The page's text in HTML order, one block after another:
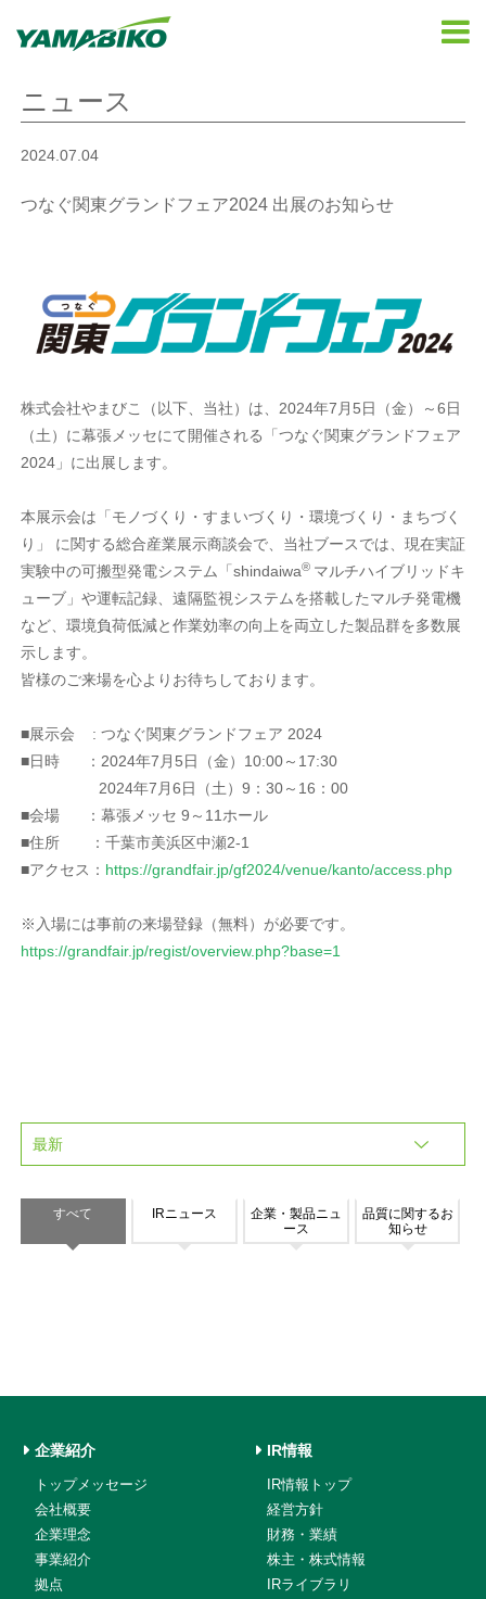
ニュース
2024.07.04
つなぐ関東グランドフェア2024 出展のお知らせ
株式会社やまびこ（以下、当社）は、2024年7月5日（金）～6日
（土）に幕張メッセにて開催される「つなぐ関東グランドフェア
2024」に出展します。
本展示会は「モノづくり・すまいづくり・環境づくり・まちづく
り」 に関する総合産業展示商談会で、当社ブースでは、現在実証
実験中の可搬型発電システム「shindaiwa® マルチハイブリッドキ
ューブ」や運転記録、遠隔監視システムを搭載したマルチ発電機
など、環境負荷低減と作業効率の向上を両立した製品群を多数展
示します。
皆様のご来場を心よりお待ちしております。
■展示会 : つなぐ関東グランドフェア 2024
■日時 ：2024年7月5日（金）10:00～17:30
2024年7月6日（土）9：30～16：00
■会場 ：幕張メッセ 9～11ホール
■住所 ：千葉市美浜区中瀬2-1
■アクセス： https://grandfair.jp/gf2024/venue/kanto/access.php
※入場には事前の来場登録（無料）が必要です。
https://grandfair.jp/regist/overview.php?base=1
すべて IRニュース
企業・製品ニュ
ース
品質に関するお
知らせ
企業紹介
トップメッセージ
会社概要
企業理念
事業紹介
拠点
IR情報
IR情報トップ
経営方針
財務・業績
株主・株式情報
IRライブラリ